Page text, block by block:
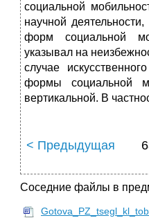
социальной
научной
форм социальной
указывал на
случае
формы социальной
вертикальной. В
< Предыдущая
Соседние файлы в